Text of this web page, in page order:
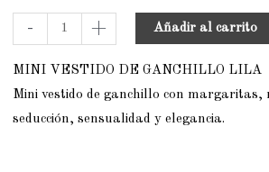
-
GANCHILLO
+ Añadir al carrito
MINI VESTIDO DE GANCHILLO LILA
Mini vestido de ganchillo con
seducción, sensualidad y elegancia.